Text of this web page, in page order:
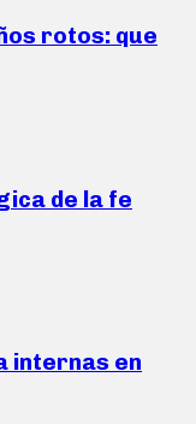
rotos: que
de la fe
internas en